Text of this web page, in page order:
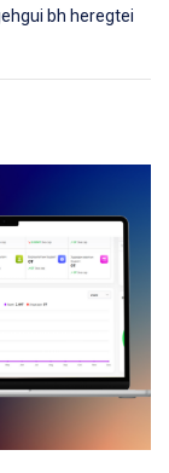
bh heregtei